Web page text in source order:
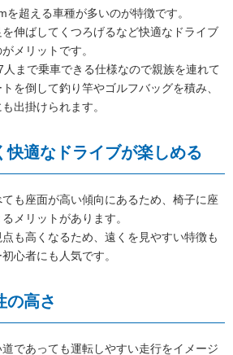
超える車種が多いのが特徴です。
伸ばしてくつろげるなど快適なドライブ
メリットです。
まで乗車できる仕様なので親族を連れて
を倒して釣り竿やゴルフバッグを積み、
出掛けられます。
適なドライブが楽しめる
も座面が高い傾向にあるため、椅子に座
メリットがあります。
も高くなるため、遠くを見やすい特徴も
心者にも人気です。
高さ
であっても運転しやすい走行をイメージ